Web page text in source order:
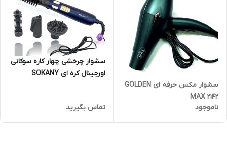
سشوار مکس حرفه ای GOLDEN
MAX 2142
ناموجود
سشوار چرخشی چهار کاره سوکانی
اورجینال کره ای SOKANY
تماس بگیرید